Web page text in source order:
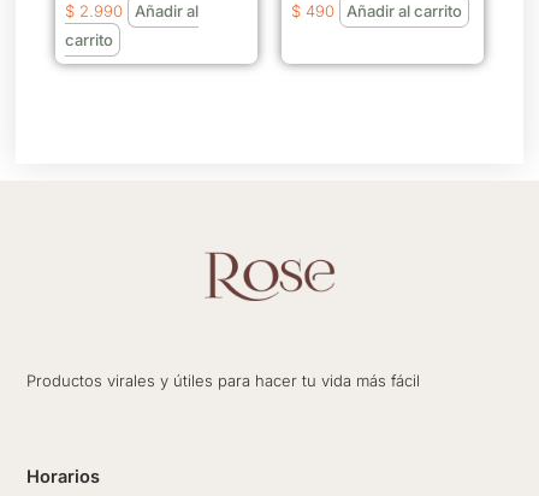
$ 2.990
Añadir al
carrito
$ 490 Añadir al carrito
Productos virales y útiles para hacer tu vida más fácil
Horarios